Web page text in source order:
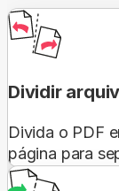
Dividir
Divida o PDF
página para